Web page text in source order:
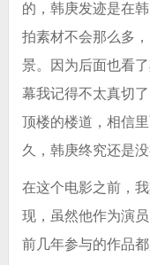
的，韩庚发迹是在
拍素材不会那么多
景。因为后面也看
幕我记得不太真切
顶楼的楼道，相信
久，韩庚终究还是
在这个电影之前，
现，虽然他作为演
前几年参与的作品